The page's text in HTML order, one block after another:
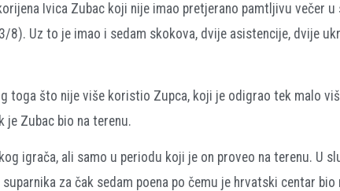
Ivica Zubac koji nije imao pretjerano pamtljivu večer u
Uz to je imao i sedam skokova, dvije asistencije, dvije
toga što nije više koristio Zupca, koji je odigrao tek malo
je Zubac bio na terenu.
igrača, ali samo u periodu koji je on proveo na terenu. U
za čak sedam poena po čemu je hrvatski centar bio